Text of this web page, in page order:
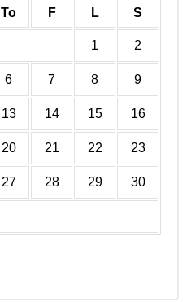
To F L S
1 2
6 7 8 9
13 14 15 16
20 21 22 23
27 28 29 30